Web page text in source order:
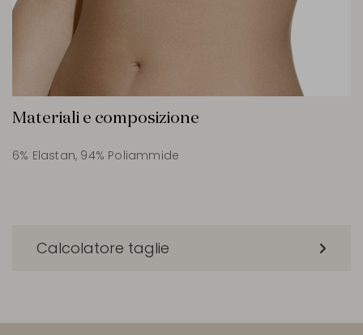
Materiali e composizione
6% Elastan, 94% Poliammide
Calcolatore taglie